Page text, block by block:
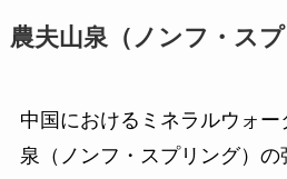
農夫山泉（ノンフ・ス
中国におけるミネラルウォ
泉（ノンフ・スプリング）